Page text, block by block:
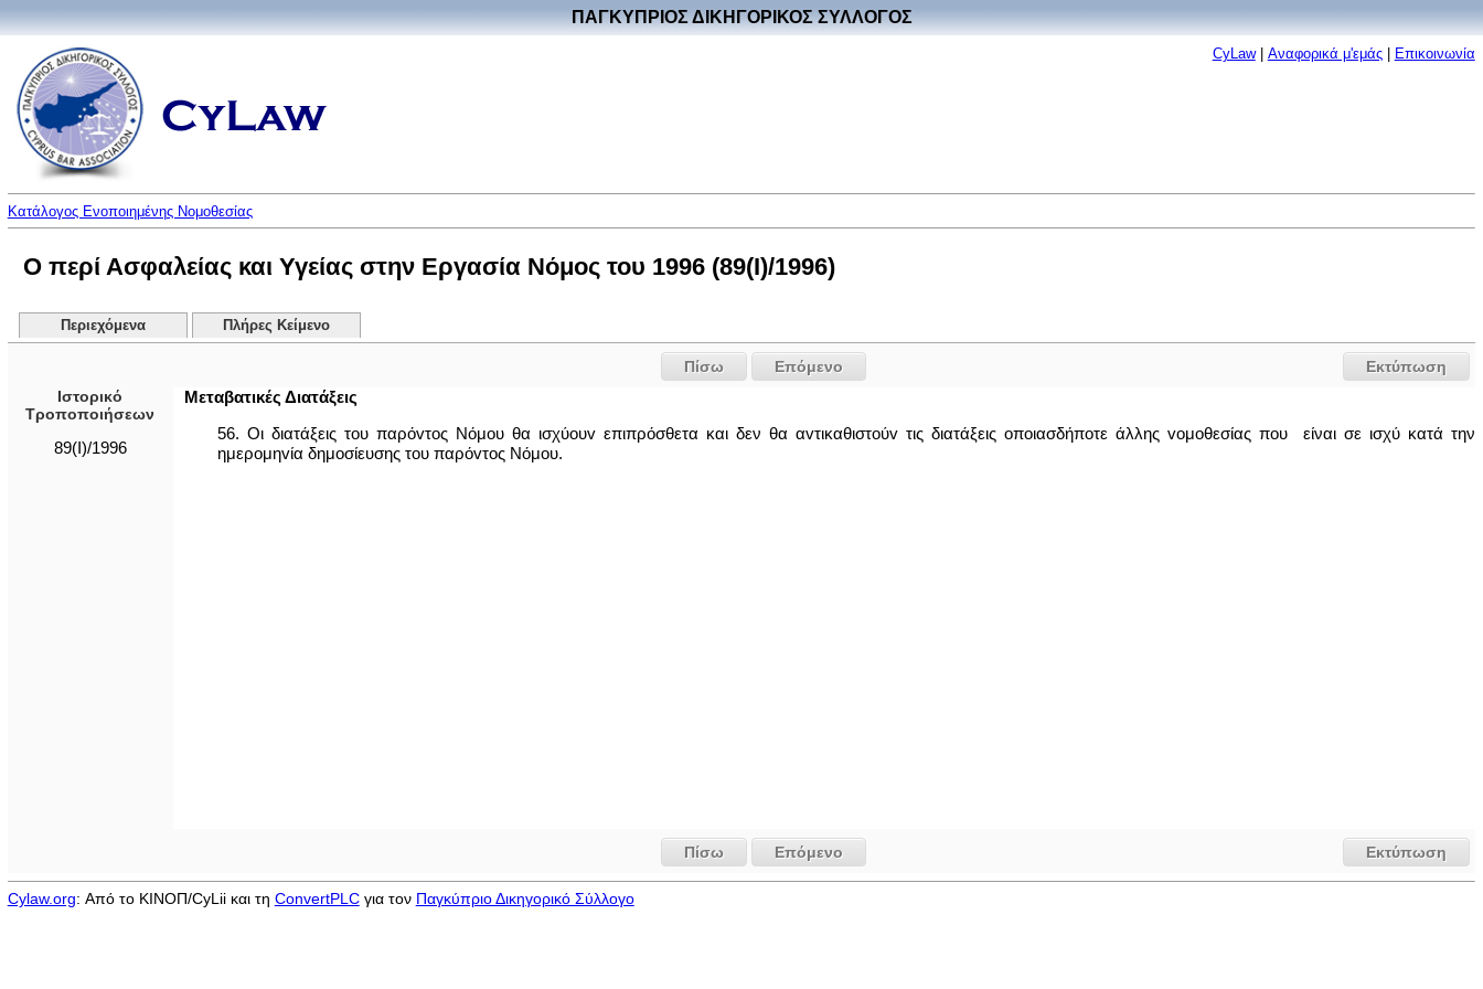
ΠΑΓΚΥΠΡΙΟΣ ΔΙΚΗΓΟΡΙΚΟΣ ΣΥΛΛΟΓΟΣ
CyLaw| Αναφορικά μ'εμάς| Επικοινωνία
Κατάλογος Ενοποιημένης Νομοθεσίας
Ο περί Ασφαλείας και Υγείας στην Εργασία Νόμος του 1996 (89(I)/1996)
Περιεχόμενα Πλήρες Κείμενο
Εκτύπωση
Πίσω
Επόμενο
Ιστορικό
Τροποποιήσεων
89(I)/1996
Μεταβατικές Διατάξεις
56. Οι διατάξεις του παρόvτoς Νόμου θα ισχύoυv επιπρόσθετα και δεν θα αvτικαθιστoύv τις διατάξεις oπoιασδήπoτε άλλης voμoθεσίας που είναι σε ισχύ κατά την
ημερoμηvία δημοσίευσης του παρόvτoς Νόμου.
Εκτύπωση
Πίσω Επόμενο
Cylaw.org: Από το ΚΙΝOΠ/CyLii και τη ConvertPLCγια τον Παγκύπριο Δικηγορικό Σύλλογο